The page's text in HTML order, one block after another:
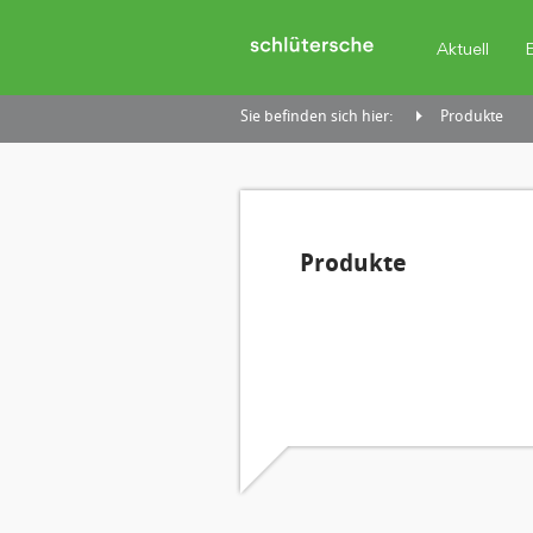
Aktuell
Sie befinden sich hier: Produkte
Produkte